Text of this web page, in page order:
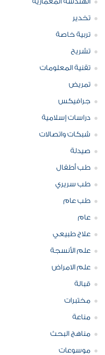
تخدير
تربية خاصة
تشريح
تقنية المعلومات
تمريض
جرافيكس
دراسات إسلامية
شبكات واتصالات
صيدلة
طب أطفال
طب سريري
طب عام
عام
علاج طبيعي
علم الأنسجة
علم الامراض
قبالة
مختبرات
مناعة
مناهج البحث
موسوعات